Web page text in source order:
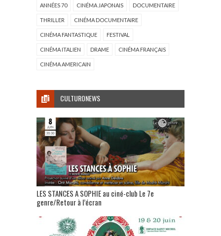
ANNÉES 70 CINÉMA JAPONAIS DOCUMENTAIRE
THRILLER CINÉMA DOCUMENTAIRE
CINÉMA FANTASTIQUE FESTIVAL
CINÉMA ITALIEN DRAME CINÉMA FRANÇAIS
CINÉMA AMERICAIN
CULTURONEWS
LES STANCES A SOPHIE au ciné-club Le 7e
genre/Retour à l’écran